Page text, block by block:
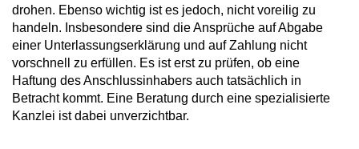
drohen. Ebenso wichtig ist es jedoch, nicht voreilig zu
handeln. Insbesondere sind die Ansprüche auf Abgabe
einer Unterlassungserklärung und auf Zahlung nicht
vorschnell zu erfüllen. Es ist erst zu prüfen, ob eine
Haftung des Anschlussinhabers auch tatsächlich in
Betracht kommt. Eine Beratung durch eine spezialisierte
Kanzlei ist dabei unverzichtbar.